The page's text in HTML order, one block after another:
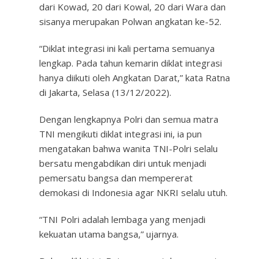
dari Kowad, 20 dari Kowal, 20 dari Wara dan
sisanya merupakan Polwan angkatan ke-52.
“Diklat integrasi ini kali pertama semuanya
lengkap. Pada tahun kemarin diklat integrasi
hanya diikuti oleh Angkatan Darat,” kata Ratna
di Jakarta, Selasa (13/12/2022).
Dengan lengkapnya Polri dan semua matra
TNI mengikuti diklat integrasi ini, ia pun
mengatakan bahwa wanita TNI-Polri selalu
bersatu mengabdikan diri untuk menjadi
pemersatu bangsa dan mempererat
demokasi di Indonesia agar NKRI selalu utuh.
“TNI Polri adalah lembaga yang menjadi
kekuatan utama bangsa,” ujarnya.